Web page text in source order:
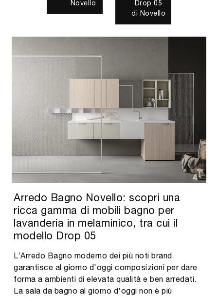
Arredo Bagno Novello: scopri una
ricca gamma di mobili bagno per
lavanderia in melaminico, tra cui il
modello Drop 05
L’Arredo Bagno moderno dei più noti brand
garantisce al giorno d'oggi composizioni per dare
forma a ambienti di elevata qualità e ben arredati.
La sala da bagno al giorno d'oggi non è più